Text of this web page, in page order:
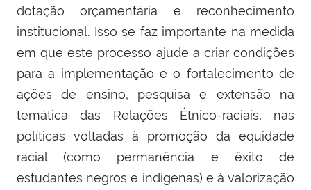
dotação orçamentária e reconhecimento
institucional. Isso se faz importante na medida
em que este processo ajude a criar condições
para a implementação e o fortalecimento de
ações de ensino, pesquisa e extensão na
temática das Relações Étnico-raciais, nas
políticas voltadas à promoção da equidade
racial (como permanência e êxito de
estudantes negros e indígenas) e à valorização